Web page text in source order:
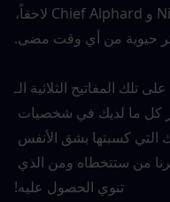
حيوية من أي وقت مضى.
تنوي الحصول عليه!